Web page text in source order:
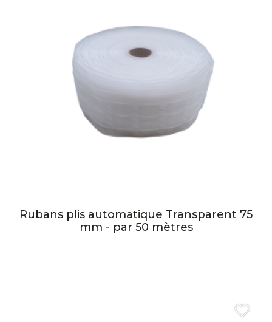
Rubans plis automatique Transparent 75
mm - par 50 mètres